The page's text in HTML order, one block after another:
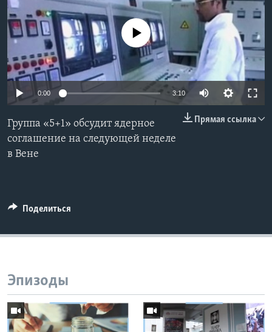
Learning English
СОЦИАЛЬНЫЕ СЕТИ
No media source currently available
0:00 3:10
Прямая ссылка
Группа «5+1» обсудит ядерное
соглашение на следующей неделе
в Вене
Поделиться
Эпизоды